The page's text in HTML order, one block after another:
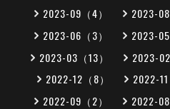
2023-09（4）
2023-08
2023-06（3）
2023-05
2023-03（13）
2023-02
2022-12（8）
2022-11
2022-09（2）
2022-08